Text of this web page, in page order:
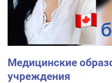
Медицинские
учреждения